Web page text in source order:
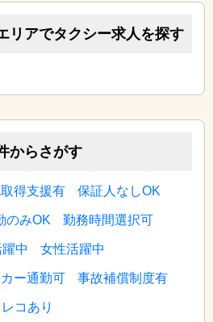
リアでタクシー求人を探す
からさがす
得支援有 保証人なしOK
のみOK 勤務時間選択可
中 女性活躍中
ー通勤可 事故補償制度有
レコあり